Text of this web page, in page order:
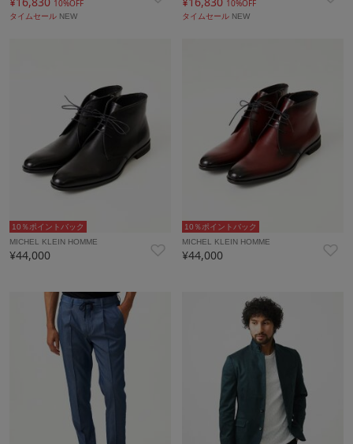
10%OFF
タイムセール NEW
10%OFF
タイムセール NEW
10％ポイントバック
MICHEL KLEIN HOMME
¥44,000
10％ポイントバック
MICHEL KLEIN HOMME
¥44,000